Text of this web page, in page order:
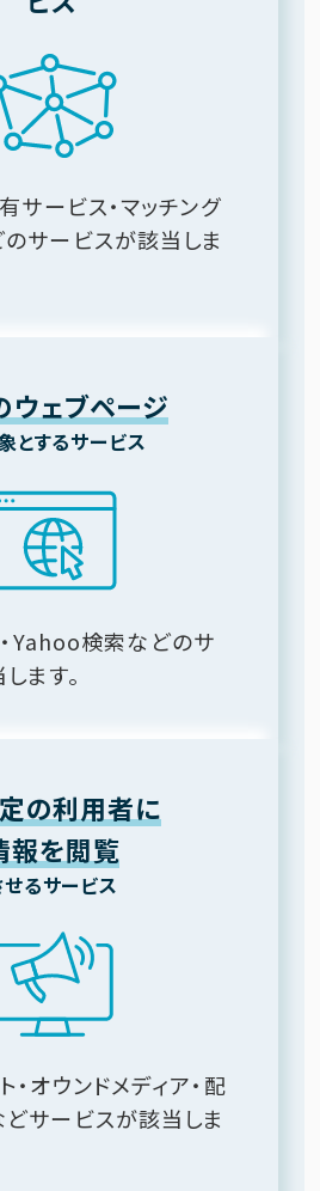
サービス・マッチング
サービスが該当しま
ウェブページ
とするサービス
Yahoo検索などのサ
ます。
の利用者に
報を閲覧
せるサービス
・オウンドメディア・配
サービスが該当しま